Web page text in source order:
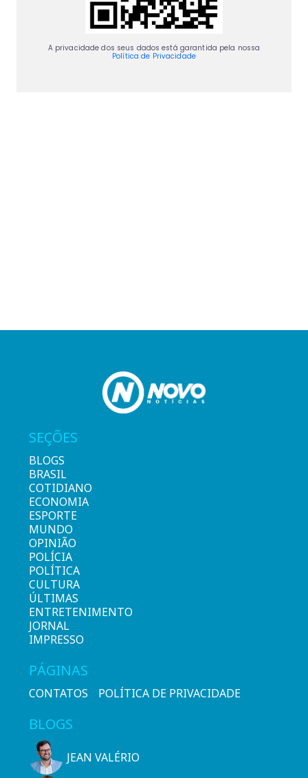
A privacidade dos seus dados está garantida pela nossa
Política de Privacidade
SEÇÕES
BLOGS
BRASIL
COTIDIANO
ECONOMIA
ESPORTE
MUNDO
OPINIÃO
POLÍCIA
POLÍTICA
CULTURA
ÚLTIMAS
ENTRETENIMENTO
JORNAL
IMPRESSO
PÁGINAS
CONTATOS POLÍTICA DE PRIVACIDADE
BLOGS
JEAN VALÉRIO